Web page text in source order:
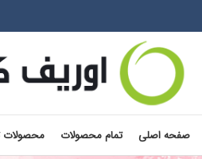
صفحه اصلی تمام محصولات محصولات